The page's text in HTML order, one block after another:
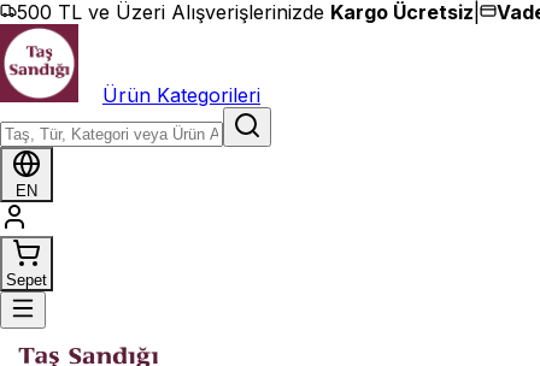
İçeriğe geç
500 TL ve Üzeri Alışverişlerinizde Kargo Ücretsiz
Ürün Kategorileri
EN
Sepet